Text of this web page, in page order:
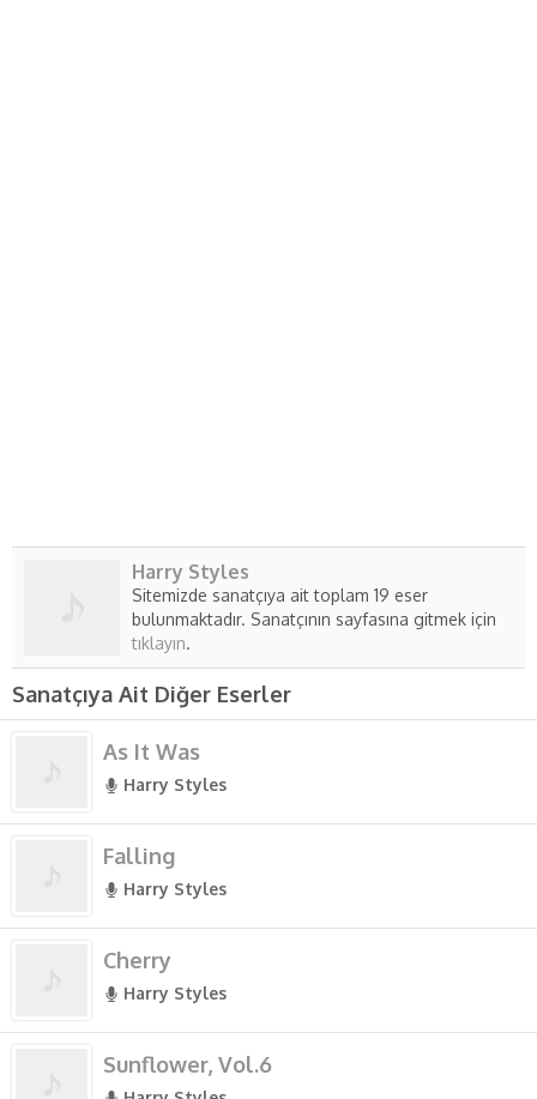
Harry Styles
Sitemizde sanatçıya ait toplam 19 eser
bulunmaktadır. Sanatçının sayfasına gitmek için
tıklayın.
Sanatçıya Ait Diğer Eserler
As It Was
Harry Styles
Falling
Harry Styles
Cherry
Harry Styles
Sunflower, Vol.6